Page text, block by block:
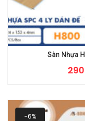
Sàn Nhựa
-6%